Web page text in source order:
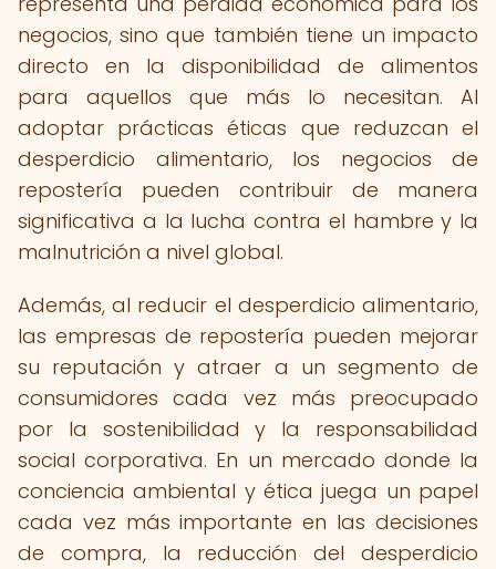
negocios, sino que también tiene un impacto
directo en la disponibilidad de alimentos
para aquellos que más lo necesitan. Al
adoptar prácticas éticas que reduzcan el
desperdicio alimentario, los negocios de
repostería pueden contribuir de manera
significativa a la lucha contra el hambre y la
malnutrición a nivel global.
Además, al reducir el desperdicio alimentario,
las empresas de repostería pueden mejorar
su reputación y atraer a un segmento de
consumidores cada vez más preocupado
por la sostenibilidad y la responsabilidad
social corporativa. En un mercado donde la
conciencia ambiental y ética juega un papel
cada vez más importante en las decisiones
de compra, la reducción del desperdicio